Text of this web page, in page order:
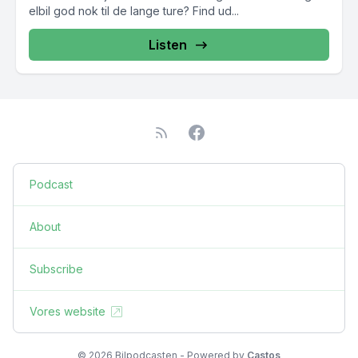
elbil god nok til de lange ture? Find ud...
Listen
Podcast
About
Subscribe
Vores website
© 2026 Bilpodcasten - Powered by Castos